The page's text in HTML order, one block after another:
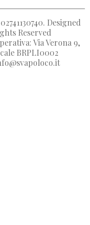
. Designed
Reserved
Via Verona 9,
BRPLI0002